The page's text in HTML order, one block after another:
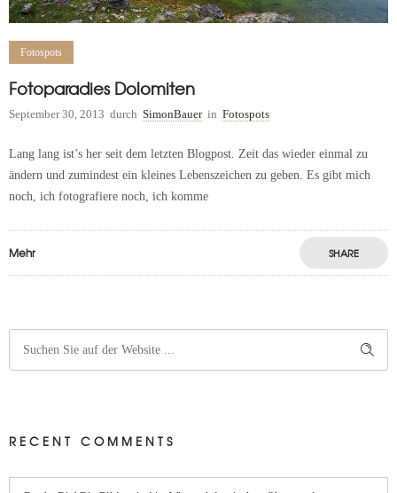
Fotospots
Fotoparadies Dolomiten
September 30, 2013 durch SimonBauer in Fotospots
Lang lang ist’s her seit dem letzten Blogpost. Zeit das wieder einmal zu
ändern und zumindest ein kleines Lebenszeichen zu geben. Es gibt mich
noch, ich fotografiere noch, ich komme
Mehr SHARE
RECENT COMMENTS